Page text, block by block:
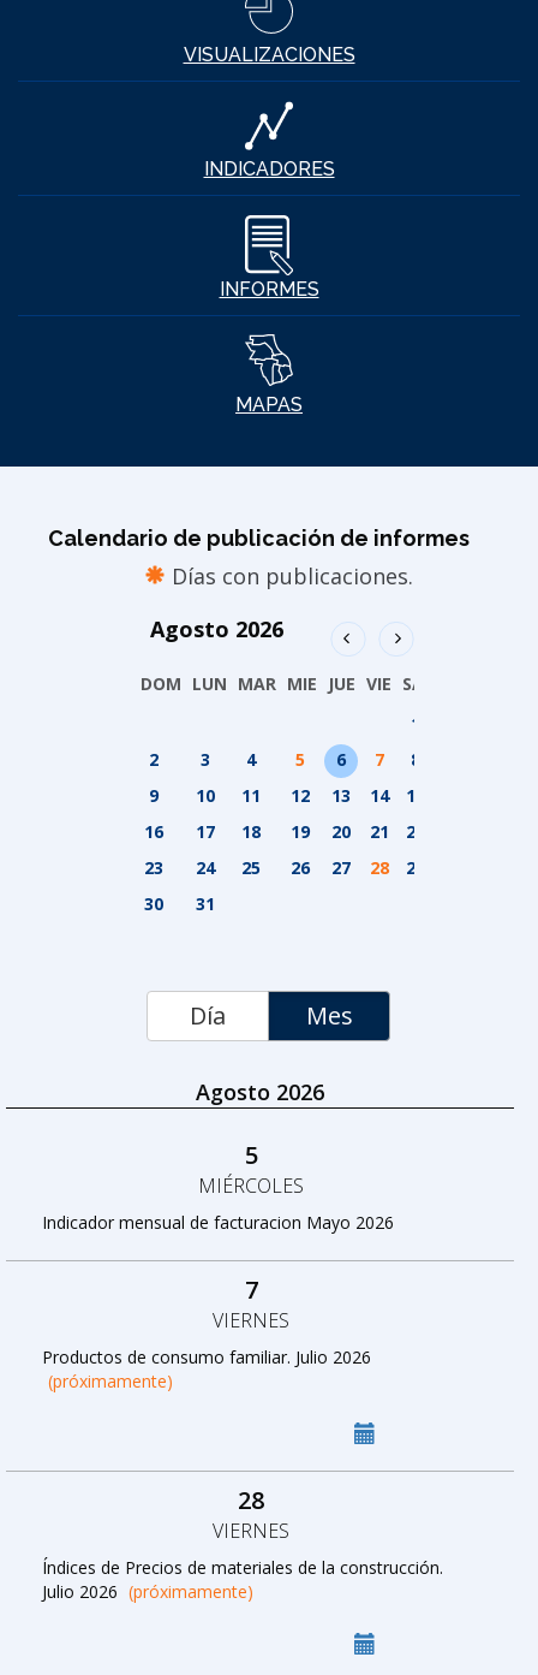
VISUALIZACIONES
INDICADORES
INFORMES
MAPAS
Calendario de publicación de informes
Días con publicaciones.
Agosto 2026
DOM LUN MAR MIE JUE VIE SAB
1
2
3 4 5 6 7
8
9
10 11 12 13 14
15
16
17 18 19 20 21
22
23
24 25 26 27 28
29
30
31
Día Mes
Agosto 2026
5
MIÉRCOLES
Indicador mensual de facturacion Mayo 2026
7
VIERNES
Productos de consumo familiar. Julio 2026
(próximamente)
28
VIERNES
Índices de Precios de materiales de la construcción.
Julio 2026 (próximamente)